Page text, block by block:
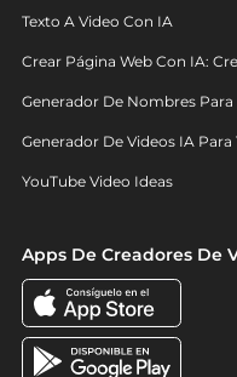
Texto A Video Con IA
Crear Página Web Con IA:
Generador De Nombres Para
Generador De Videos IA Para
YouTube Video Ideas
Apps De Creadores De